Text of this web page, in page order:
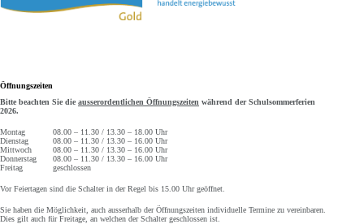
Öffnungszeiten
Bitte beachten Sie die ausserordentlichen Öffnungszeiten während der Schulsommerferien
2026.
Montag
08.00 – 11.30 / 13.30 – 18.00 Uhr
Dienstag
08.00 – 11.30 / 13.30 – 16.00 Uhr
Mittwoch
08.00 – 11.30 / 13.30 – 16.00 Uhr
Donnerstag
08.00 – 11.30 / 13.30 – 16.00 Uhr
Freitag
geschlossen
Vor Feiertagen sind die Schalter in der Regel bis 15.00 Uhr geöffnet.
Sie haben die Möglichkeit, auch ausserhalb der Öffnungszeiten individuelle Termine zu vereinbaren.
Dies gilt auch für Freitage, an welchen der Schalter geschlossen ist.